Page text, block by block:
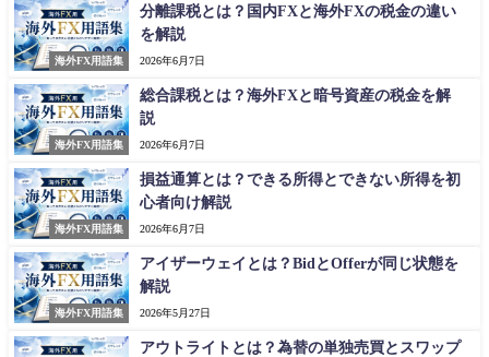
海外FX用語集
分離課税とは？国内FXと海外FXの税金の違い
を解説
2026年6月7日
海外FX用語集
総合課税とは？海外FXと暗号資産の税金を解
説
2026年6月7日
海外FX用語集
損益通算とは？できる所得とできない所得を初
心者向け解説
2026年6月7日
海外FX用語集
アイザーウェイとは？BidとOfferが同じ状態を
解説
2026年5月27日
アウトライトとは？為替の単独売買とスワップ